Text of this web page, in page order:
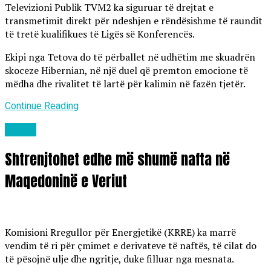
Televizioni Publik TVM2 ka siguruar të drejtat e
transmetimit direkt për ndeshjen e rëndësishme të raundit
të tretë kualifikues të Ligës së Konferencës.
Ekipi nga Tetova do të përballet në udhëtim me skuadrën
skoceze Hibernian, në një duel që premton emocione të
mëdha dhe rivalitet të lartë për kalimin në fazën tjetër.
Continue Reading
Shtrenjtohet edhe më shumë nafta në
Maqedoninë e Veriut
Komisioni Rregullor për Energjetikë (KRRE) ka marrë
vendim të ri për çmimet e derivateve të naftës, të cilat do
të pësojnë ulje dhe ngritje, duke filluar nga mesnata.